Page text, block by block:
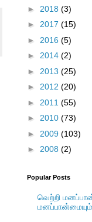
► 2018 (3)
► 2017 (15)
► 2016 (5)
► 2014 (2)
► 2013 (25)
► 2012 (20)
► 2011 (55)
► 2010 (73)
► 2009 (103)
► 2008 (2)
Popular Posts
வெற்றி
மனப்பான்மையும்